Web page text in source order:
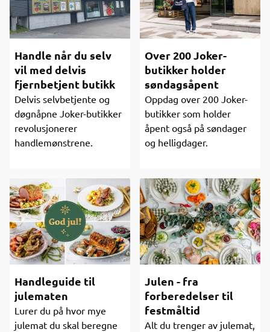
Handle når du selv
vil med delvis
fjernbetjent butikk
Delvis selvbetjente og
døgnåpne Joker-butikker
revolusjonerer
handlemønstrene.
Over 200 Joker-
butikker holder
søndagsåpent
Oppdag over 200 Joker-
butikker som holder
åpent også på søndager
og helligdager.
Handleguide til
julematen
Lurer du på hvor mye
julemat du skal beregne
Julen - fra
forberedelser til
festmåltid
Alt du trenger av julemat,